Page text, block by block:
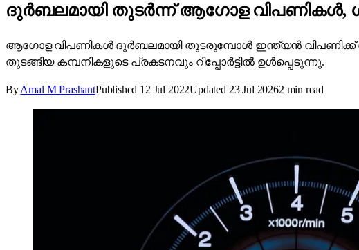
ദുർബലമായി തുടർന്ന് ആഗോള വിപണികൾ,
ആഗോള വിപണികൾ ദുർബലമായി തുടരുമ്പോൾ ഇന്ത്യൻ വിപണിക്ക് ശക്തി
തുടങ്ങിയ കമ്പനികളുടെ പ്രകടനവും റിപ്പോർട്ടിൽ ഉൾപ്പെടുന്നു.
ByAmal M PrashantPublished 12 Jul 2022Updated 23 Jul 20262 min read